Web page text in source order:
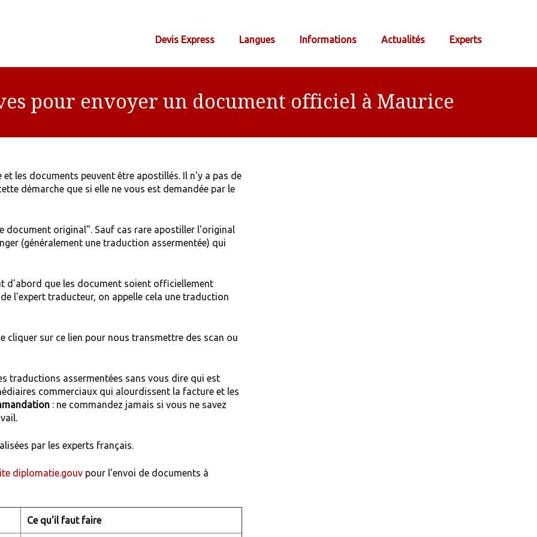
Devis Express Langues Informations Actualités Experts
pour envoyer un document officiel à Maurice
les documents peuvent être apostillés. Il n'y a pas de
démarche que si elle ne vous est demandée par le
original". Sauf cas rare apostiller l'original
(généralement une traduction assermentée) qui
d'abord que les document soient officiellement
l'expert traducteur, on appelle cela une traduction
cliquer sur ce lien pour nous transmettre des scan ou
traductions assermentées sans vous dire qui est
commerciaux qui alourdissent la facture et les
: ne commandez jamais si vous ne savez
par les experts français.
diplomatie.gouv pour l'envoi de documents à
Ce qu'il faut faire